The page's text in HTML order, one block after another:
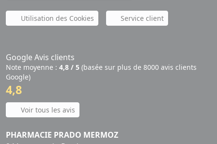
Utilisation des Cookies Service client
Google Avis clients
Note moyenne : 4,8 / 5 (basée sur plus de 8000 avis clients
Google)
4,8
Voir tous les avis
PHARMACIE PRADO MERMOZ